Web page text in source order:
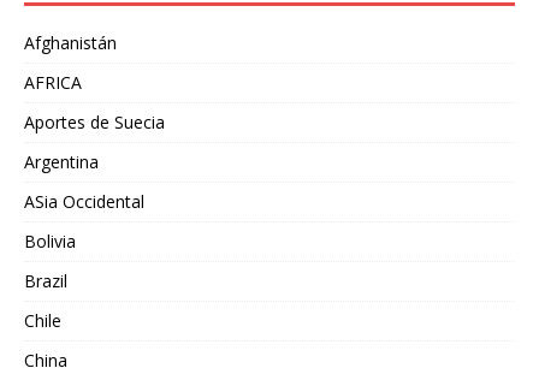
Afghanistán
AFRICA
Aportes de Suecia
Argentina
ASia Occidental
Bolivia
Brazil
Chile
China